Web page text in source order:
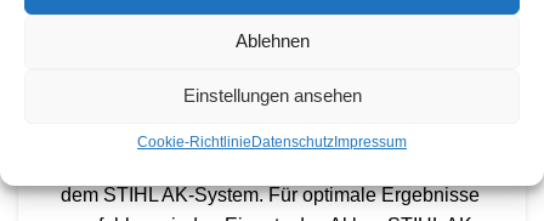
Ablehnen
Einstellungen ansehen
Cookie-RichtlinieDatenschutzImpressum
hausnahen Bereichen als auch in lärmsensiblen
Umgebungen, ohne die Ruhe Ihrer Nachbarn zu
Der akkubetriebene Laubbläser STIHL BGA 60
dem STIHL AK-System. Für optimale Ergebnisse